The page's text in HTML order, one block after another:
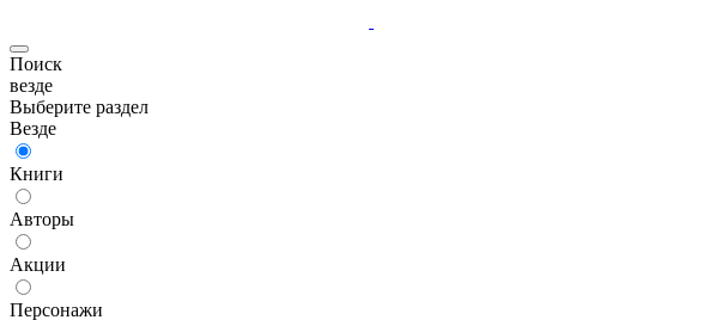
Поиск
везде
Выберите раздел
Везде
Книги
Авторы
Акции
Персонажи